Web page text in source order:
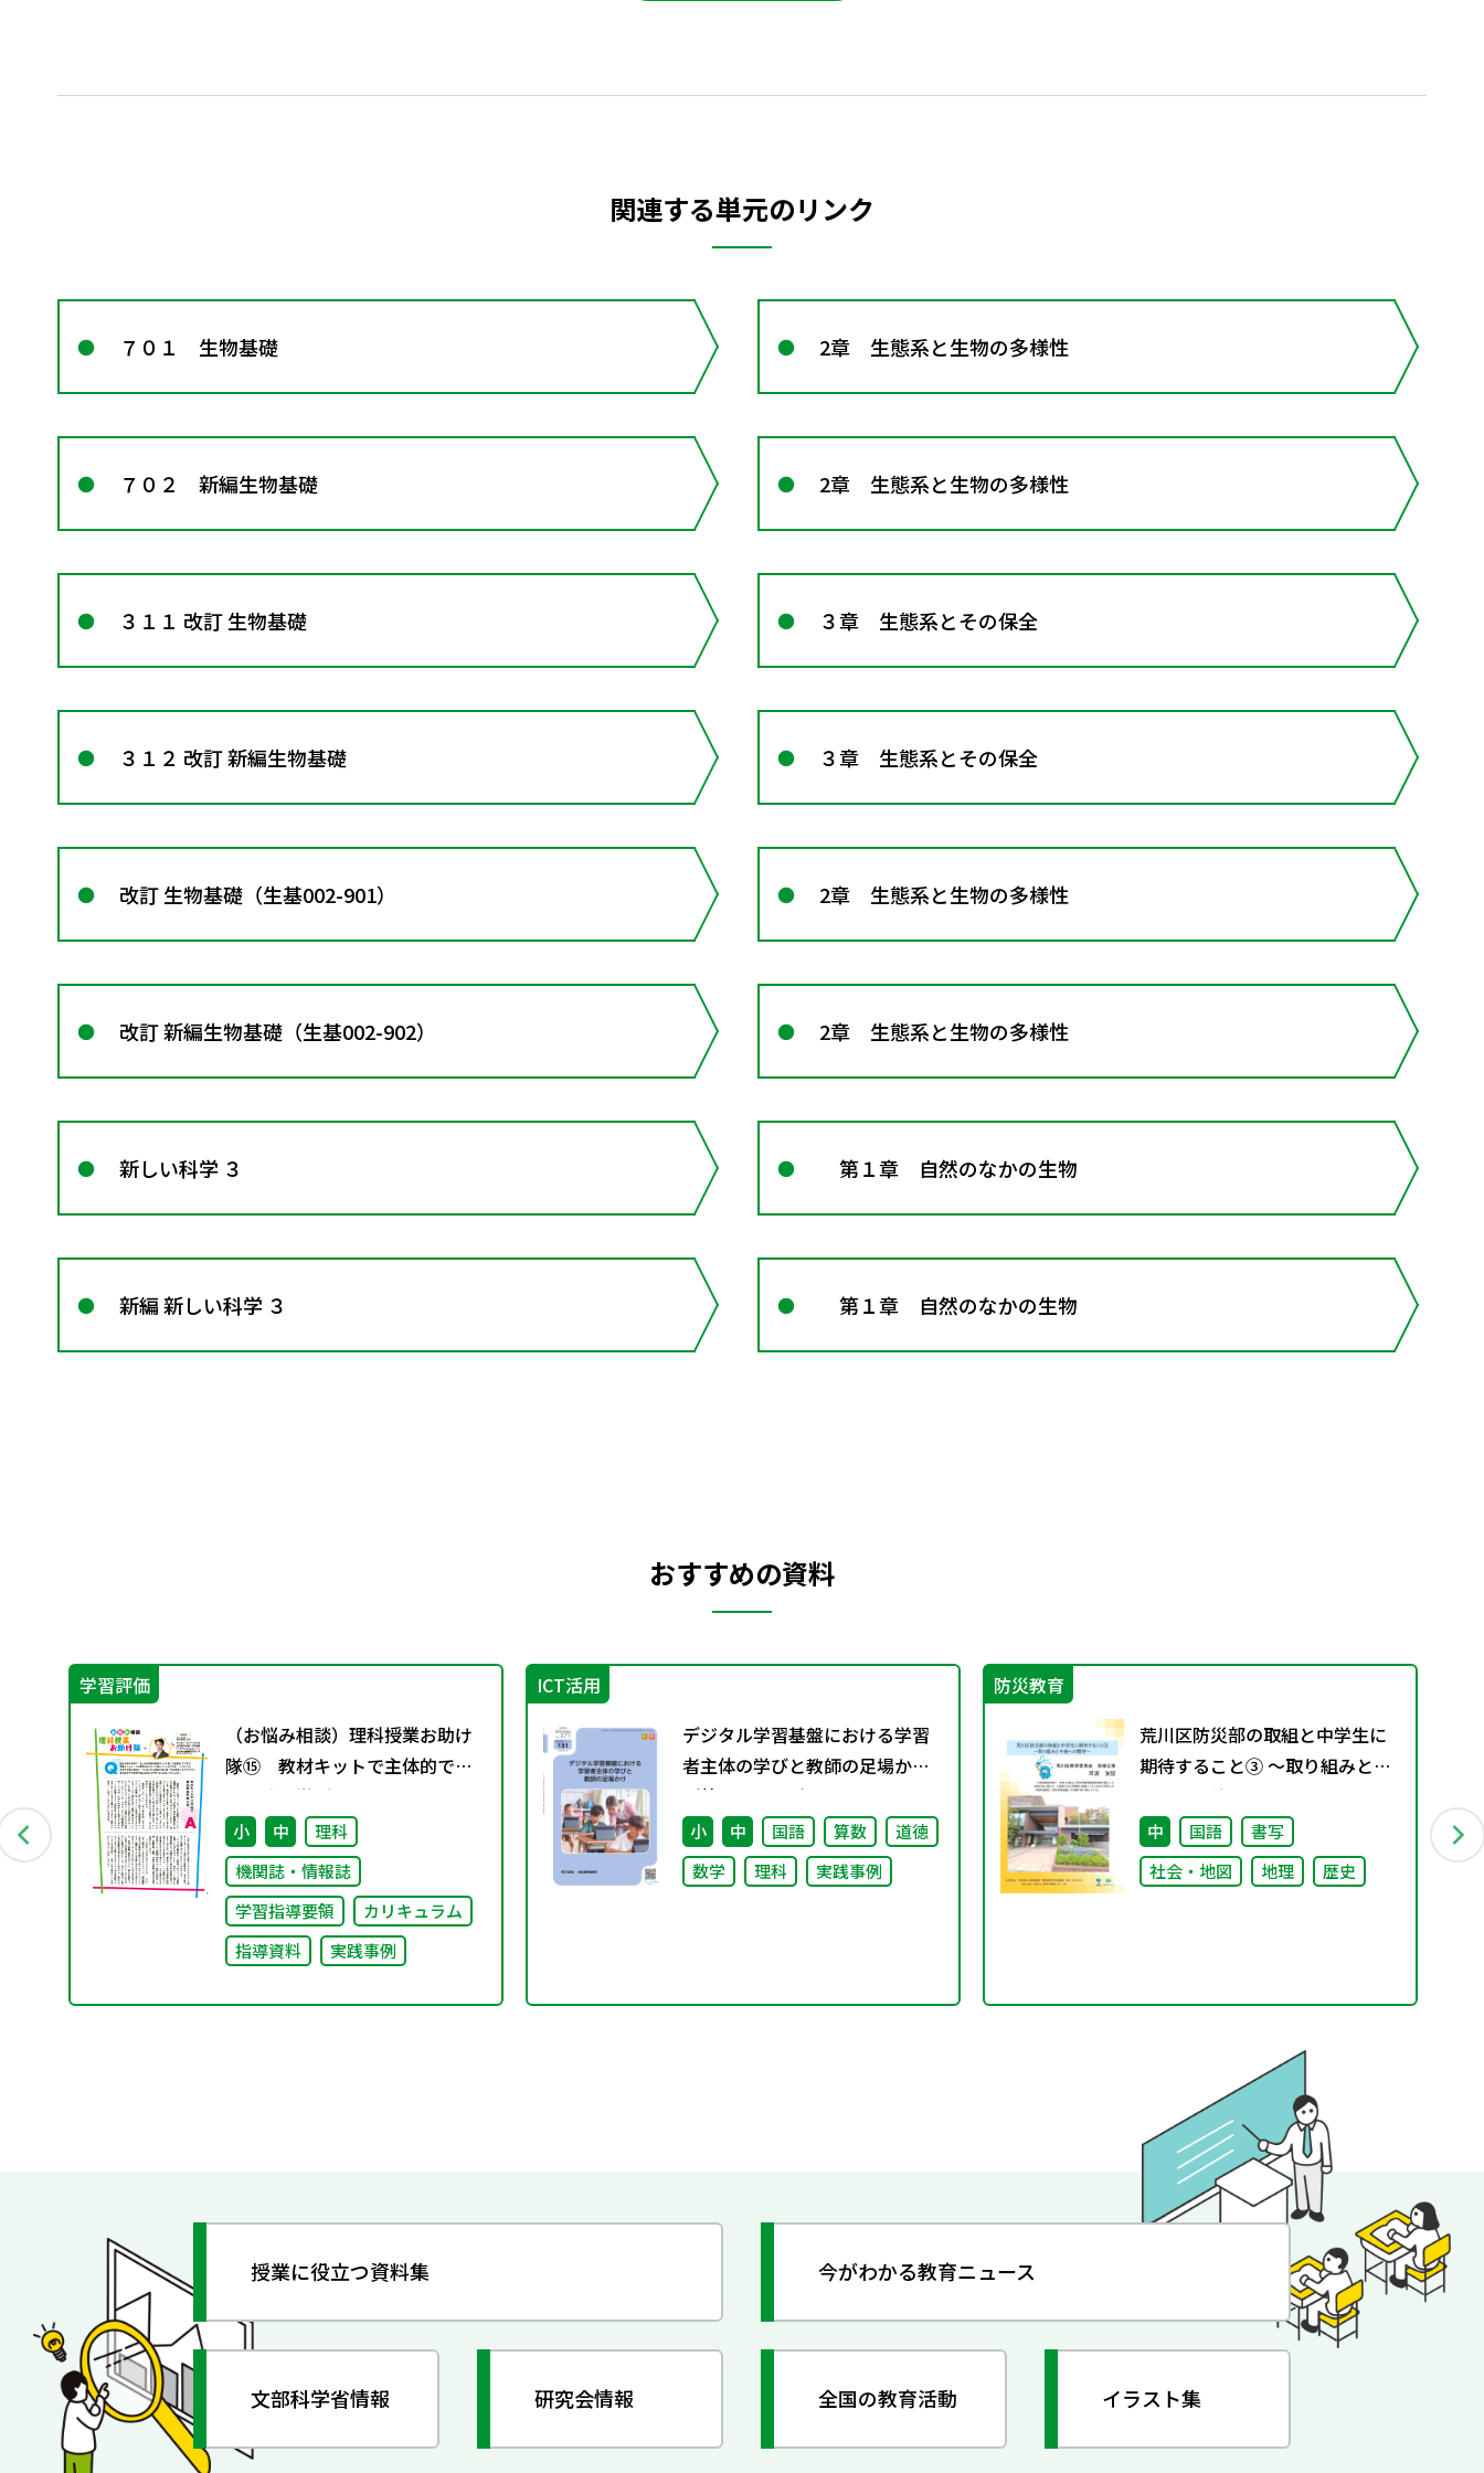
関連する単元のリンク
７０１ 生物基礎 2章 生態系と生物の多様性
７０２ 新編生物基礎 2章 生態系と生物の多様性
３１１ 改訂 生物基礎 ３章 生態系とその保全
３１２ 改訂 新編生物基礎 ３章 生態系とその保全
改訂 生物基礎（生基002-901） 2章 生態系と生物の多様性
改訂 新編生物基礎（生基002-902） 2章 生態系と生物の多様性
新しい科学 ３ 第１章 自然のなかの生物
新編 新しい科学 ３ 第１章 自然のなかの生物
おすすめの資料
学習評価
（お悩み相談）理科授業お助け
隊⑮ 教材キットで主体的で個
別最適な学びを
小 中
理科
機関誌・情報誌
学習指導要領
カリキュラム
指導資料
実践事例
ICT活用
デジタル学習基盤における学習
者主体の学びと教師の足場かけ
（特別課題131）
小 中 国語 算数
道徳
数学
理科 実践事例
防災教育
荒川区防災部の取組と中学生に
期待すること③ ～取り組みと今
後への期待～
中 国語
書写
社会・地図
地理 歴史
授業に役立つ資料集 今がわかる教育ニュース
文部科学省情報 研究会情報 全国の教育活動 イラスト集